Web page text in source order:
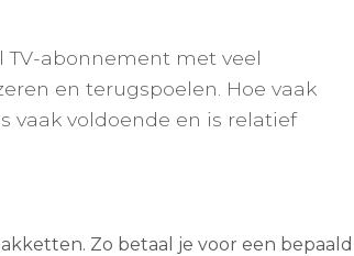
TV-abonnement met veel
en terugspoelen. Hoe vaak
vaak voldoende en is relatief
Zo betaal je voor een bepaald